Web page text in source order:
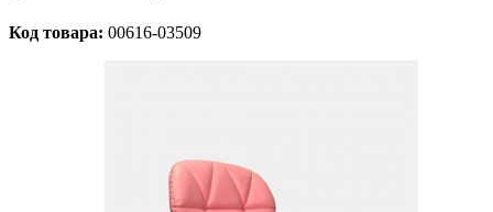
Код товара: 00616-03509